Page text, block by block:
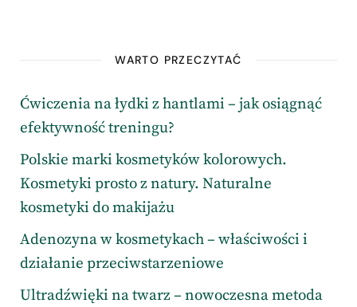
WARTO PRZECZYTAĆ
Ćwiczenia na łydki z hantlami – jak osiągnąć
efektywność treningu?
Polskie marki kosmetyków kolorowych.
Kosmetyki prosto z natury. Naturalne
kosmetyki do makijażu
Adenozyna w kosmetykach – właściwości i
działanie przeciwstarzeniowe
Ultradźwięki na twarz – nowoczesna metoda